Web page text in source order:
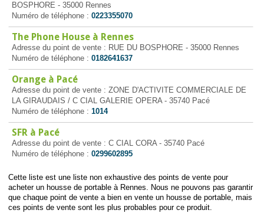
BOSPHORE - 35000 Rennes
Numéro de téléphone : 0223355070
The Phone House à Rennes
Adresse du point de vente : RUE DU BOSPHORE - 35000 Rennes
Numéro de téléphone : 0182641637
Orange à Pacé
Adresse du point de vente : ZONE D'ACTIVITE COMMERCIALE DE
LA GIRAUDAIS / C CIAL GALERIE OPERA - 35740 Pacé
Numéro de téléphone : 1014
SFR à Pacé
Adresse du point de vente : C CIAL CORA - 35740 Pacé
Numéro de téléphone : 0299602895
Cette liste est une liste non exhaustive des points de vente pour
acheter un housse de portable à Rennes. Nous ne pouvons pas garantir
que chaque point de vente a bien en vente un housse de portable, mais
ces points de vente sont les plus probables pour ce produit.